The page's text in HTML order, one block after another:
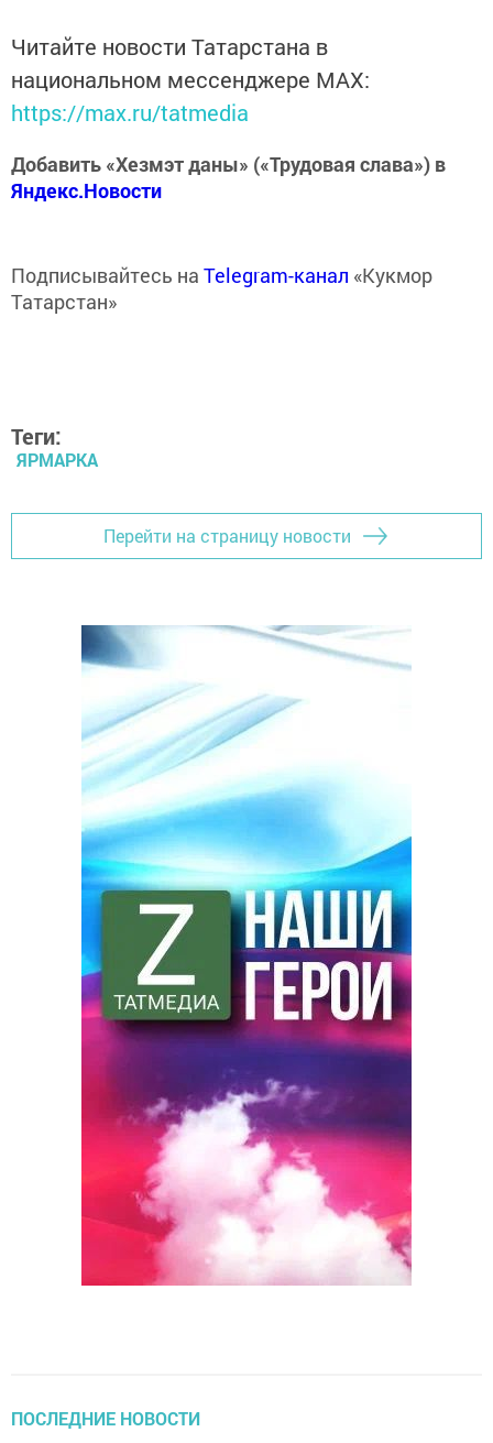
Читайте новости Татарстана в
национальном мессенджере MАХ:
https://max.ru/tatmedia
Добавить «Хезмэт даны» («Трудовая слава») в
Яндекс.Новости
Подписывайтесь на Telegram-канал «Кукмор
Татарстан»
Теги:
ЯРМАРКА
Перейти на страницу новости
ПОСЛЕДНИЕ НОВОСТИ